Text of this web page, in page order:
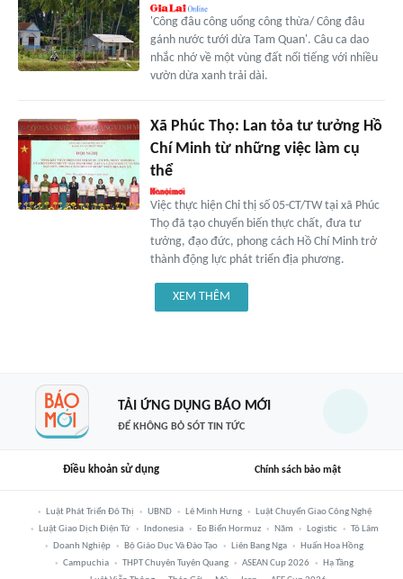
'Công đâu công uổng công thừa/ Công đâu
gánh nước tưới dừa Tam Quan'. Câu ca dao
nhắc nhớ về một vùng đất nổi tiếng với nhiều
vườn dừa xanh trải dài.
Xã Phúc Thọ: Lan tỏa tư tưởng Hồ
Chí Minh từ những việc làm cụ
thể
Việc thực hiện Chỉ thị số 05-CT/TW tại xã Phúc
Thọ đã tạo chuyển biến thực chất, đưa tư
tưởng, đạo đức, phong cách Hồ Chí Minh trở
thành động lực phát triển địa phương.
XEM THÊM
TẢI ỨNG DỤNG BÁO MỚI
ĐỂ KHÔNG BỎ SÓT TIN TỨC
Điều khoản sử dụng Chính sách bảo mật
Luật Phát Triển Đô Thị UBND Lê Minh Hưng
Luật Chuyển Giao Công Nghệ
Luật Giao Dịch Điện Tử
Indonesia Eo Biển Hormuz Năm Logistic
Tô Lâm
Doanh Nghiệp
Bộ Giáo Dục Và Đào Tạo Liên Bang Nga
Huấn Hoa Hồng
Campuchia
THPT Chuyên Tuyên Quang ASEAN Cup 2026
Hạ Tầng